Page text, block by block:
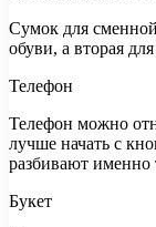
Сумок для
обуви, а вторая
Телефон
Телефон можно
лучше начать с
разбивают именно
Букет